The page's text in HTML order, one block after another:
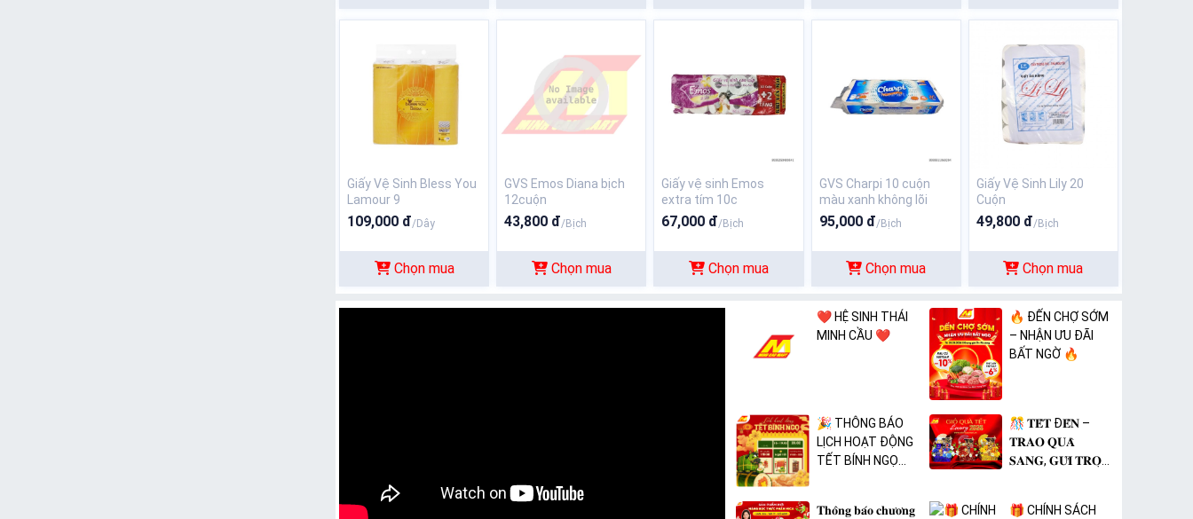
Giấy Vệ Sinh Bless You
Lamour 9
109,000 đ/Dây
Chọn mua
GVS Emos Diana bịch
12cuộn
43,800 đ/Bịch
Chọn mua
Giấy vệ sinh Emos
extra tím 10c
67,000 đ/Bịch
Chọn mua
GVS Charpi 10 cuộn
màu xanh không lõi
95,000 đ/Bịch
Chọn mua
Giấy Vệ Sinh Lily 20
Cuộn
49,800 đ/Bịch
Chọn mua
❤️ HỆ SINH THÁI
MINH CẦU ❤️
🔥 ĐẾN CHỢ SỚM
– NHẬN ƯU ĐÃI
BẤT NGỜ 🔥
🎉 THÔNG BÁO
LỊCH HOẠT ĐỘNG
TẾT BÍNH NGỌ
🎊 𝐓𝐄̂́𝐓 Đ𝐄̂́𝐍 –
𝐓𝐑𝐀𝐎 𝐐𝐔𝐀̀
𝐒𝐀𝐍𝐆, 𝐆𝐔̛̉𝐈 𝐓𝐑𝐎̣𝐍
𝐓𝐡𝐨̂𝐧𝐠 𝐛𝐚́𝐨 𝐜𝐡𝐮̛𝐨̛𝐧𝐠
🎁 CHÍNH SÁCH